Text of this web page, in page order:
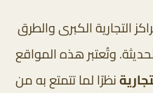
التجارية الكبرى والطرق
وتُعتبر هذه المواقع
نظرًا لما تتمتع به من